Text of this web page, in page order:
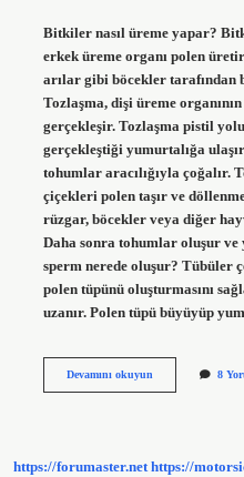
Bitkiler nasıl üreme yapar?
erkek üreme organı polen
arılar gibi böcekler tarafından
Tozlaşma, dişi üreme organının
gerçekleşir. Tozlaşma pistil
gerçekleştiği yumurtalığa
tohumlar aracılığıyla çoğalır.
çiçekleri polen taşır ve
rüzgar, böcekler veya diğer
Daha sonra tohumlar oluşur
sperm nerede oluşur? Tübüler
polen tüpünü oluşturmasını
uzanır. Polen tüpü büyüyüp
Devamını okuyunBitkiler
8
https://forumaster.net https://